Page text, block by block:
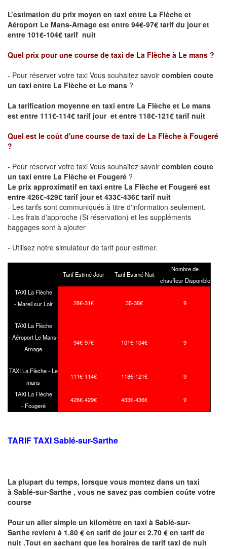
L’estimation du prix moyen en taxi entre La Flèche et
Aéroport Le Mans-Arnage est entre 94€-97€ tarif du jour et
entre 101€-104€ tarif nuit
Quel prix pour une course de taxi de La Flèche à Le mans ?
- Pour réserver votre taxi Vous souhaitez savoir combien coute
un taxi entre La Flèche et Le mans ?
La tarification moyenne en taxi entre La Flèche et Le mans
est entre 111€-114€ tarif jour et entre 118€-121€ tarif nuit
Quel est le coût d'une course de taxi de La Flèche à Fougeré
?
- Pour réserver votre taxi Vous souhaitez savoir combien coute
un taxi entre La Flèche et Fougeré ?
Le prix approximatif en taxi entre La Flèche et Fougeré est
entre 426€-429€ tarif jour et 433€-436€ tarif nuit
- Les tarifs sont communiqués à titre d'information seulement.
- Les frais d'approche (Si réservation) et les suppléments
baggages sont à ajouter
- Utilisez notre simulateur de tarif pour estimer.
Tarif Estimé Jour Tarif Estimé Nuit
Nombre de
chauffeur Disponible
TAXI La Flèche
- Mareil sur Loir
28€-31€ 35-38€ 9
TAXI La Flèche
- Aéroport Le Mans-
Arnage
94€-97€ 101€-104€ 9
TAXI La Flèche - Le
mans
111€-114€ 118€-121€ 9
TAXI La Flèche
- Fougeré
426€-429€ 433€-436€ 9
TARIF TAXI Sablé-sur-Sarthe
La plupart du temps, lorsque vous montez dans un taxi
à Sablé-sur-Sarthe , vous ne savez pas combien coûte votre
course
Pour un aller simple un kilomètre en taxi à Sablé-sur-
Sarthe revient à 1.80 € en tarif de jour et 2.70 € en tarif de
nuit .Tout en sachant que les horaires de tarif taxi de nuit